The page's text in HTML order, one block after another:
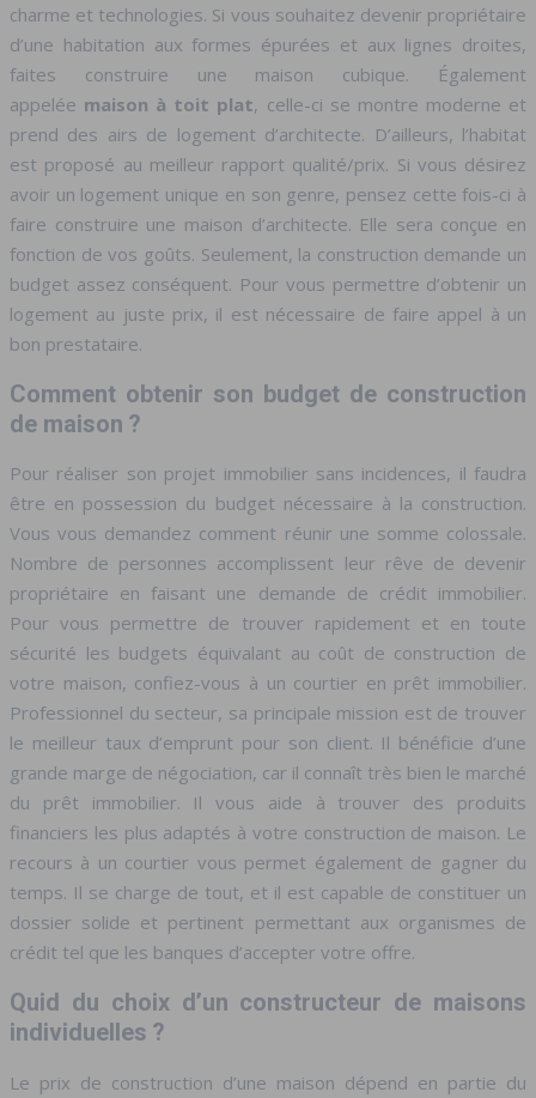
charme et technologies. Si vous souhaitez devenir propriétaire
d’une habitation aux formes épurées et aux lignes droites,
faites construire une maison cubique. Également
appelée maison à toit plat, celle-ci se montre moderne et
prend des airs de logement d’architecte. D’ailleurs, l’habitat
est proposé au meilleur rapport qualité/prix. Si vous désirez
avoir un logement unique en son genre, pensez cette fois-ci à
faire construire une maison d’architecte. Elle sera conçue en
fonction de vos goûts. Seulement, la construction demande un
budget assez conséquent. Pour vous permettre d’obtenir un
logement au juste prix, il est nécessaire de faire appel à un
bon prestataire.
Comment obtenir son budget de construction
de maison ?
Pour réaliser son projet immobilier sans incidences, il faudra
être en possession du budget nécessaire à la construction.
Vous vous demandez comment réunir une somme colossale.
Nombre de personnes accomplissent leur rêve de devenir
propriétaire en faisant une demande de crédit immobilier.
Pour vous permettre de trouver rapidement et en toute
sécurité les budgets équivalant au coût de construction de
votre maison, confiez-vous à un courtier en prêt immobilier.
Professionnel du secteur, sa principale mission est de trouver
le meilleur taux d’emprunt pour son client. Il bénéficie d’une
grande marge de négociation, car il connaît très bien le marché
du prêt immobilier. Il vous aide à trouver des produits
financiers les plus adaptés à votre construction de maison. Le
recours à un courtier vous permet également de gagner du
temps. Il se charge de tout, et il est capable de constituer un
dossier solide et pertinent permettant aux organismes de
crédit tel que les banques d’accepter votre offre.
Quid du choix d’un constructeur de maisons
individuelles ?
Le prix de construction d’une maison dépend en partie du